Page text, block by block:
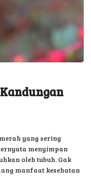
yang sering
menyimpan
oleh tubuh. Gak
manfaat kesehatan